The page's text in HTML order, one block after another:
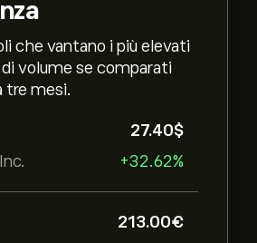
che vantano i più elevati
volume se comparati
tre mesi.
27.40‎$‎
+32.62%
213.00‎€‎